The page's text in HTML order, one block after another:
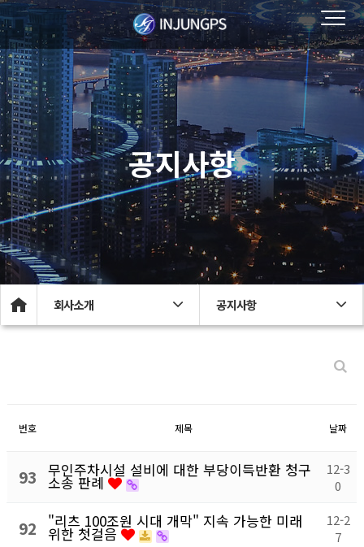
공지사항
회사소개 공지사항
번호 제목 날짜
93 무인주차시설 설비에 대한 부당이득반환 청구
소송 판례
12-3
0
92 "리츠 100조원 시대 개막" 지속 가능한 미래
위한 첫걸음
12-2
7